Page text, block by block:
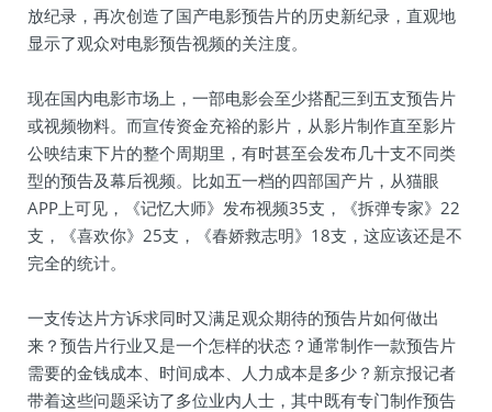
放纪录，再次创造了国产电影预告片的历史新纪录，直观地
显示了观众对电影预告视频的关注度。
现在国内电影市场上，一部电影会至少搭配三到五支预告片
或视频物料。而宣传资金充裕的影片，从影片制作直至影片
公映结束下片的整个周期里，有时甚至会发布几十支不同类
型的预告及幕后视频。比如五一档的四部国产片，从猫眼
APP上可见，《记忆大师》发布视频35支，《拆弹专家》22
支，《喜欢你》25支，《春娇救志明》18支，这应该还是不
完全的统计。
一支传达片方诉求同时又满足观众期待的预告片如何做出
来？预告片行业又是一个怎样的状态？通常制作一款预告片
需要的金钱成本、时间成本、人力成本是多少？新京报记者
带着这些问题采访了多位业内人士，其中既有专门制作预告